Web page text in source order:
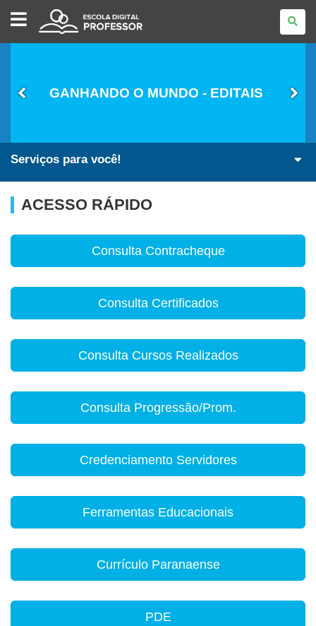
ESCOLA
DIGITAL
-
PROFESSOR
GANHANDO O MUNDO - EDITAIS
Serviços para você!
ACESSO RÁPIDO
Consulta Contracheque
Consulta Certificados
Consulta Cursos Realizados
Consulta Progressão/Prom.
Credenciamento Servidores
Ferramentas Educacionais
Currículo Paranaense
PDE